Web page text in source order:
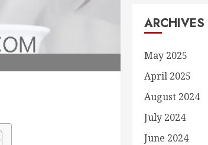
ARCHIVES
May 2025
April 2025
August 2024
July 2024
June 2024